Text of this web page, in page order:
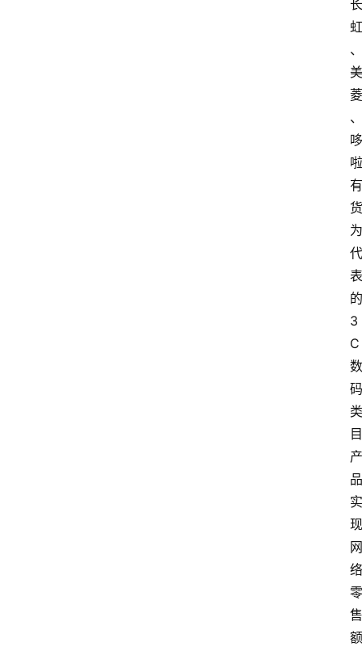
长
虹
、
美
菱
、
哆
啦
有
货
为
代
表
的
3
C
数
码
类
目
产
品
实
现
网
络
零
售
额